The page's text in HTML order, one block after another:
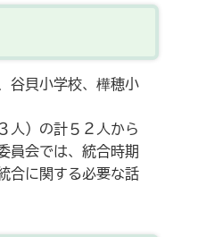
谷貝小学校、樺穂小
人）の計５２人から
員会では、統合時期
合に関する必要な話